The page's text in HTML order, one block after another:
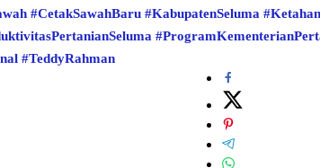
#CetakSawahBaru #KabupatenSeluma
#TeddyRahman